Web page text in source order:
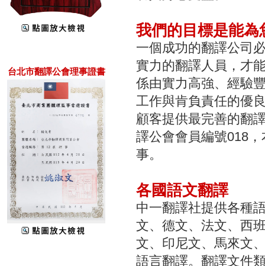
台北市翻譯公會理事證書
我們的目標是能為
一個成功的翻譯公司
實力的翻譯人員，才
係由實力高強、經驗
工作與肯負責任的優
顧客提供最完善的翻
譯公會會員編號018
事。
各國語文翻譯
中一翻譯社提供各種
文、德文、法文、西
文、印尼文、馬來文
語言翻譯。翻譯文件